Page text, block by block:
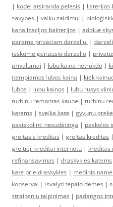
| kodel atsiranda pelesis | listerijos
savybes | vaiku zaidimui |
kanalizacijos bakterijos | adblue
parama privaciam darzeliui |
ieskome geriausio darzelio |
privalumai | lubu kaina netrukdo |
itempiamos lubos kaina | kiek
lubos | lubu kainos | lubu rusys
turbinu remontas kaune | turbinu
katems | sveika kate | gyvunu
pasiskolinti nesudėtinga | paskolos
greitasis kreditas | greitas kreditas |
greitieji kreditai internetu | kreditas
refinansavimas | draskykles katems
kate prie draskykles | medinis
konservai | isvalyti tepalo demes |
straipsniu talpinimas | padangos